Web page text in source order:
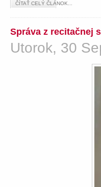
ČÍTAŤ CELÝ ČLÁNOK...
Správa z recitačnej
Utorok, 30